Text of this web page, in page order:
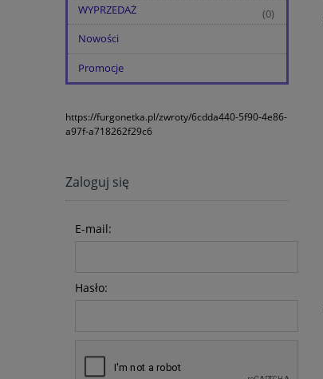
WYPRZEDAŻ (0)
Nowości
Promocje
https://furgonetka.pl/zwroty/6cdda440-5f90-4e86-
a97f-a718262f29c6
Zaloguj się
E-mail:
Hasło: